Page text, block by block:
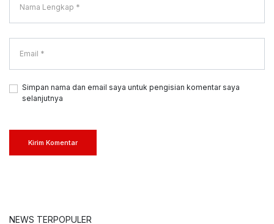
Simpan nama dan email saya untuk pengisian komentar saya
selanjutnya
Kirim Komentar
NEWS TERPOPULER